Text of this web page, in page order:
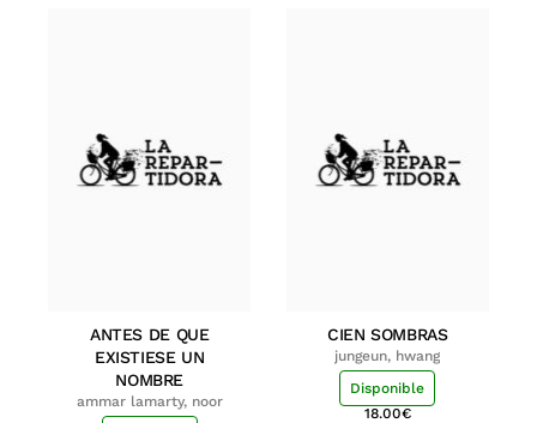
ANTES DE QUE
EXISTIESE UN
NOMBRE
ammar lamarty, noor
CIEN SOMBRAS
jungeun, hwang
Disponible
18.00€